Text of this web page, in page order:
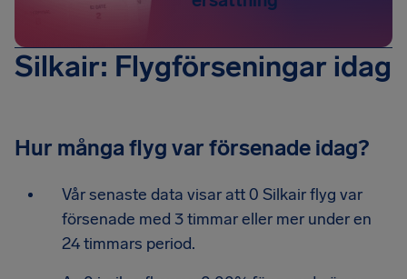
Silkair: Flygförseningar idag
Hur många flyg var försenade idag?
Vår senaste data visar att 0 Silkair flyg var
försenade med 3 timmar eller mer under en
24 timmars period.